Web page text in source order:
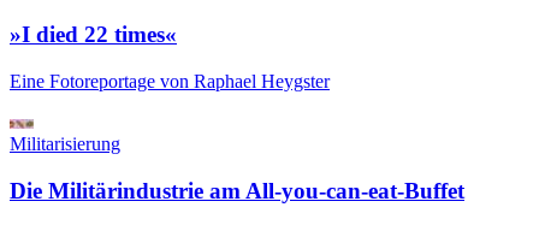
»I died 22 times«
Eine Fotoreportage von Raphael Heygster
Militarisierung
Die Militärindustrie am All-you-can-eat-Buffet